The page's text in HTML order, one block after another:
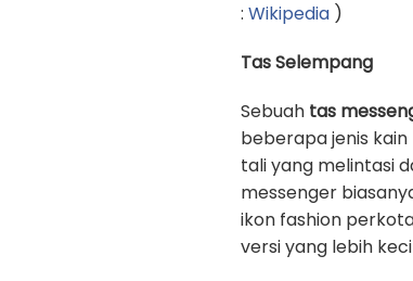
: Wikipedia )
Tas Selempang
Sebuah tas
beberapa jenis
tali yang melintasi
messenger
ikon fashion
versi yang lebih